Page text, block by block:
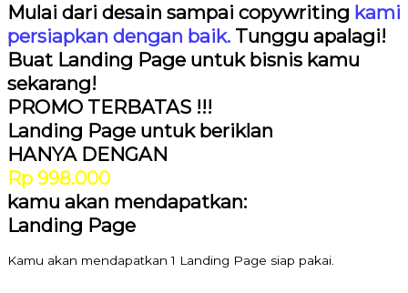
Mulai dari desain sampai copywriting kami
persiapkan dengan baik. Tunggu apalagi!
Buat Landing Page untuk bisnis kamu
sekarang!
PROMO TERBATAS !!!
Landing Page untuk beriklan
HANYA DENGAN
Rp 998.000
kamu akan mendapatkan:
Landing Page
Kamu akan mendapatkan 1 Landing Page siap pakai.